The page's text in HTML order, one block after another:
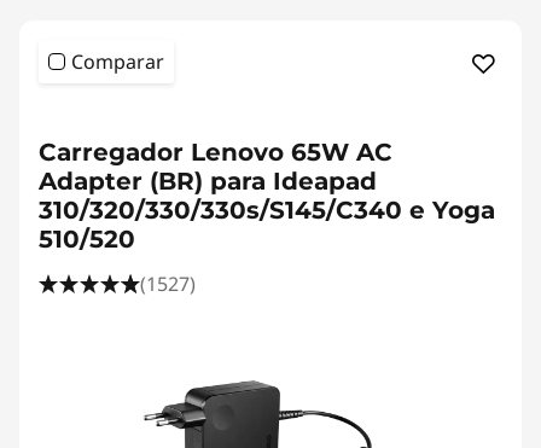
Comparar
Carregador Lenovo 65W AC
Adapter (BR) para Ideapad
310/320/330/330s/S145/C340 e Yoga
510/520
(1527)